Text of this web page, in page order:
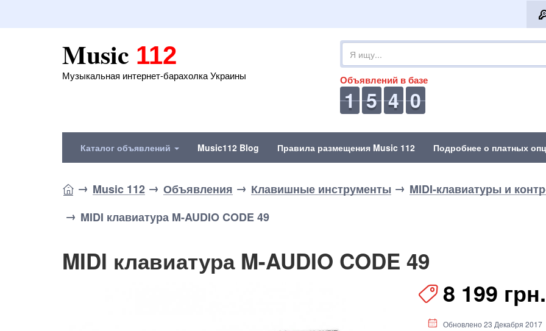
Music 112
Музыкальная интернет-барахолка Украины Объявлений в базе
1 5 4 0
Каталог объявлений Music112 Blog Правила размещения Music 112 Подробнее о платных
Music 112 Объявления Клавишные инструменты
MIDI-клавиатуры и
MIDI клавиатура M-AUDIO CODE 49
MIDI клавиатура M-AUDIO CODE 49
8 199 грн.
Обновлено 23 Декабря 2017